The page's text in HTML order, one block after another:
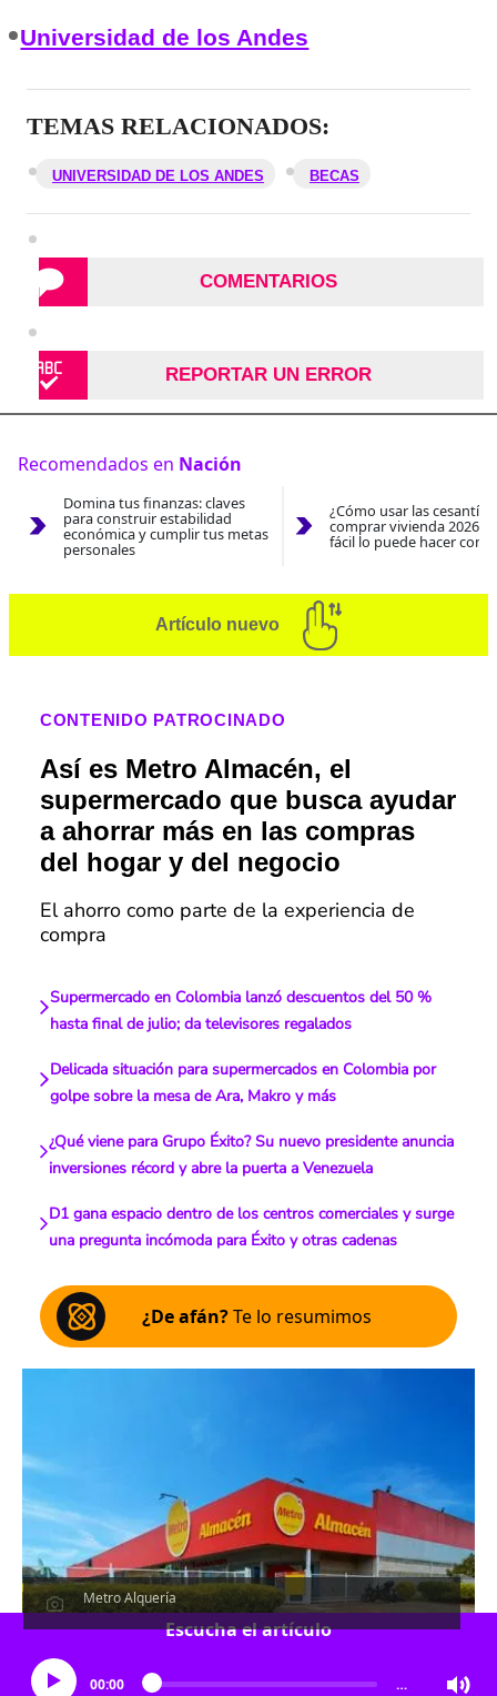
Universidad de los Andes
TEMAS RELACIONADOS:
UNIVERSIDAD DE LOS ANDES BECAS
COMENTARIOS
REPORTAR UN ERROR
Recomendados en Nación
Domina tus finanzas: claves
para construir estabilidad
económica y cumplir tus metas
personales
¿Cómo usar las
comprar vivienda 2026?
fácil lo puede hacer con
Artículo nuevo
CONTENIDO PATROCINADO
Así es Metro Almacén, el
supermercado que busca ayudar
a ahorrar más en las compras
del hogar y del negocio
El ahorro como parte de la experiencia de
compra
Supermercado en Colombia lanzó descuentos del 50 %
hasta final de julio; da televisores regalados
Delicada situación para supermercados en Colombia por
golpe sobre la mesa de Ara, Makro y más
¿Qué viene para Grupo Éxito? Su nuevo presidente anuncia
inversiones récord y abre la puerta a Venezuela
D1 gana espacio dentro de los centros comerciales y surge
una pregunta incómoda para Éxito y otras cadenas
¿De afán?Te lo resumimos
Metro Alquería
Escucha el artículo
00:00 …